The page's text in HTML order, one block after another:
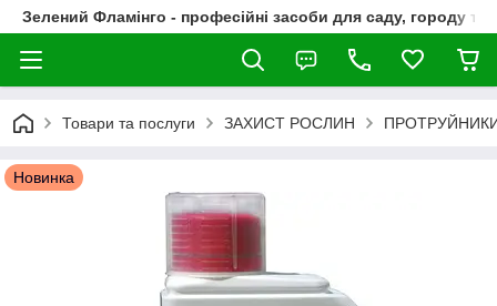
Зелений Фламінго - професійні засоби для саду, городу та
Товари та послуги ЗАХИСТ РОСЛИН
Новинка